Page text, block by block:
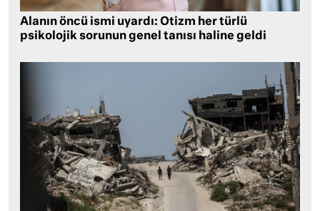
Alanın öncü ismi uyardı: Otizm her türlü
psikolojik sorunun genel tanısı haline geldi